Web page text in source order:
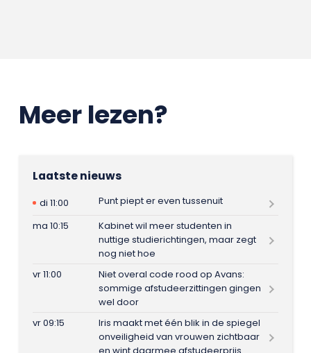
Meer lezen?
Laatste nieuws
di 11:00
Punt piept er even tussenuit
ma 10:15
Kabinet wil meer studenten in
nuttige studierichtingen, maar zegt
nog niet hoe
vr 11:00
Niet overal code rood op Avans:
sommige afstudeerzittingen gingen
wel door
vr 09:15
Iris maakt met één blik in de spiegel
onveiligheid van vrouwen zichtbaar
en wint daarmee afstudeerprijs